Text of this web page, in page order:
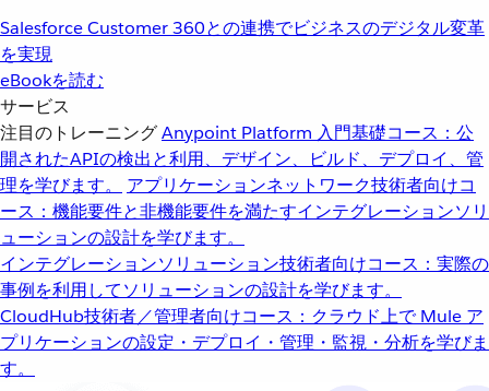
Salesforce Customer 360との連携でビジネスのデジタル変革
を実現
eBookを読む
サービス
注目のトレーニングAnypoint Platform 入門基礎コース：公
開されたAPIの検出と利用、デザイン、ビルド、デプロイ、管
理を学びます。
アプリケーションネットワーク技術者向けコ
ース：機能要件と非機能要件を満たすインテグレーションソリ
ューションの設計を学びます。
インテグレーションソリューション技術者向けコース：実際の
事例を利用してソリューションの設計を学びます。
CloudHub技術者／管理者向けコース：クラウド上で Mule ア
プリケーションの設定・デプロイ・管理・監視・分析を学びま
す。